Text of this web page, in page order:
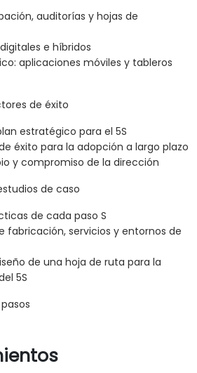
auditorías y hojas de
e híbridos
aplicaciones móviles y tableros
de éxito
estratégico para el 5S
éxito para la adopción a largo plazo
y compromiso de la dirección
de caso
de cada paso S
fabricación, servicios y entornos de
de una hoja de ruta para la
5S